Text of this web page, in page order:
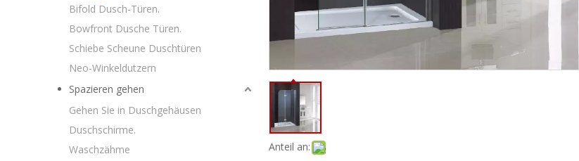
Bifold Dusch-Türen.
Bowfront Dusche Türen.
Schiebe Scheune Duschtüren
Neo-Winkeldutzern
Spazieren gehen
Gehen Sie in Duschgehäusen
Duschschirme.
Waschzähme
Anteil an: